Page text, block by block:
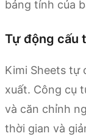
bảng tính của
Tự động cấu
Kimi Sheets tự
xuất. Công cụ
và căn chỉnh
thời gian và